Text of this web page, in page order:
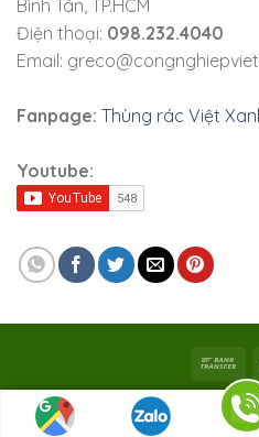
Bình Tân, TP.HCM
Điện thoại: 098.232.4040
Email:
Fanpage: Thùng rác Việt
Youtube:
Bản quyền 2026 © Viet Xanh
Việt